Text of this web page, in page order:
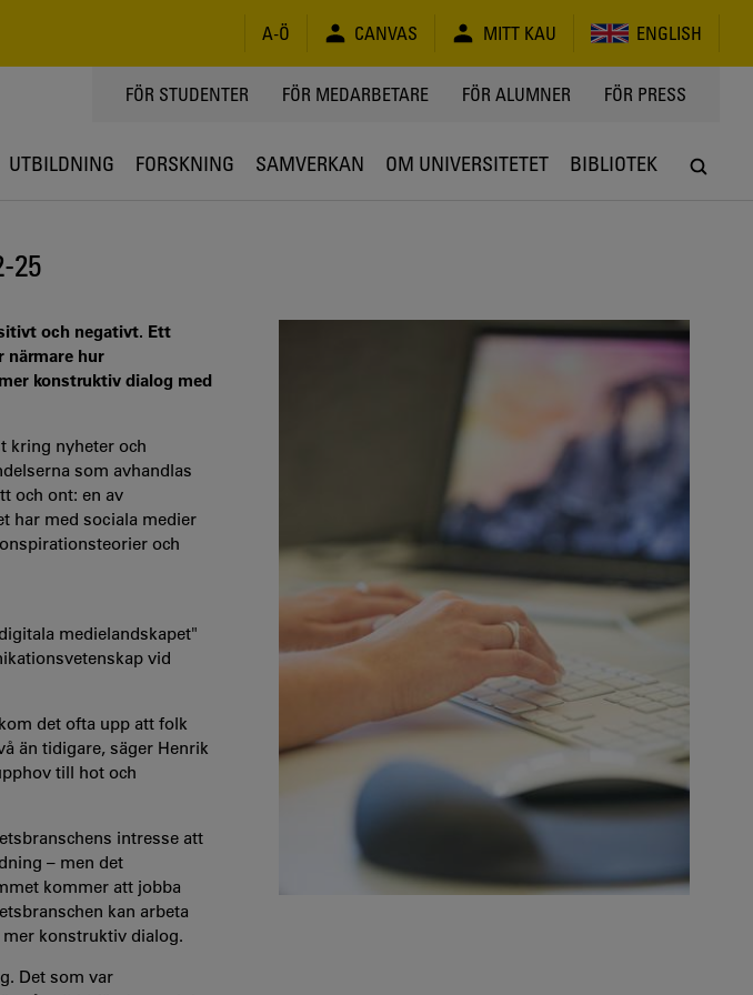
A-Ö CANVAS MITT KAU ENGLISH
TOPPMENY
FÖR STUDENTER FÖR MEDARBETARE FÖR ALUMNER FÖR PRESS
UTBILDNING FORSKNING SAMVERKAN OM UNIVERSITETET BIBLIOTEK
25
och negativt. Ett
närmare hur
konstruktiv dialog med
kring nyheter och
som avhandlas
och ont: en av
har med sociala medier
och
medielandskapet"
vid
det ofta upp att folk
än tidigare, säger Henrik
till hot och
intresse att
– men det
kommer att jobba
kan arbeta
konstruktiv dialog.
Det som var